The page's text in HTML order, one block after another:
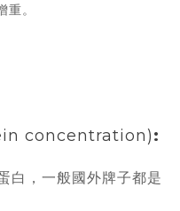
。
concentration):
白，一般國外牌子都是